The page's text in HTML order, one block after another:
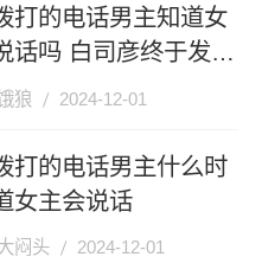
打的电话男主知道女
话吗 白司彦终于发现
狼 2024-12-01
打的电话男主什么时
女主会说话
闷头 2024-12-01